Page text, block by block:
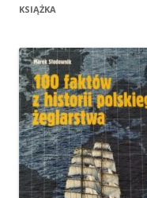
KSIĄŻKA